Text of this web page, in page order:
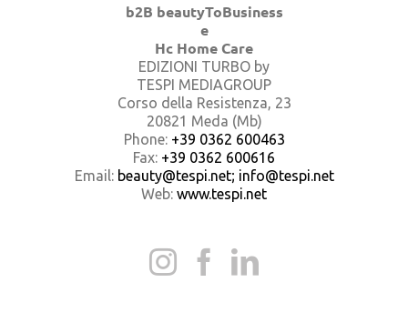
b2B beautyToBusiness
e
Hc Home Care
EDIZIONI TURBO by
TESPI MEDIAGROUP
Corso della Resistenza, 23
20821 Meda (Mb)
Phone: +39 0362 600463
Fax: +39 0362 600616
Email: beauty@tespi.net; info@tespi.net
Web: www.tespi.net